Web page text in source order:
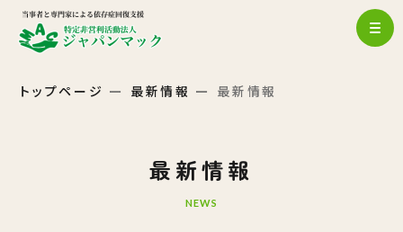
トップページ 最新情報 最新情報
最新情報
NEWS